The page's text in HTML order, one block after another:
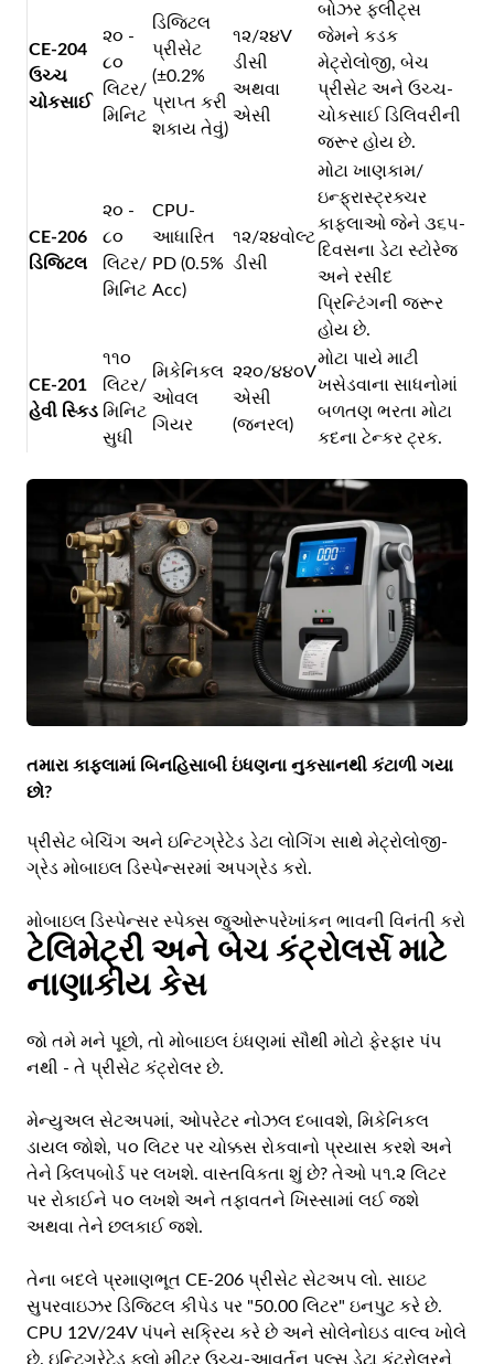
CE-204
ઉચ્ચ
ચોકસાઈ
૨૦ -
૮૦
લિટર/
મિનિટ
ડિજિટલ
પ્રીસેટ
(±0.2%
પ્રાપ્ત કરી
શકાય તેવું)
૧૨/૨૪V
ડીસી
અથવા
એસી
બોઝર ફ્લીટ્સ
જેમને કડક
મેટ્રોલોજી, બેચ
પ્રીસેટ અને ઉચ્ચ-
ચોકસાઈ ડિલિવરીની
જરૂર હોય છે.
CE-206
ડિજિટલ
૨૦ -
૮૦
લિટર/
મિનિટ
CPU-
આધારિત
PD (0.5%
Acc)
૧૨/૨૪વોલ્ટ
ડીસી
મોટા ખાણકામ/
ઇન્ફ્રાસ્ટ્રક્ચર
કાફલાઓ જેને ૩૬૫-
દિવસના ડેટા સ્ટોરેજ
અને રસીદ
પ્રિન્ટિંગની જરૂર
હોય છે.
CE-201
હેવી સ્કિડ
૧૧૦
લિટર/
મિનિટ
સુધી
મિકેનિકલ
ઓવલ
ગિયર
૨૨૦/૪૪૦V
એસી
(જનરલ)
મોટા પાયે માટી
ખસેડવાના સાધનોમાં
બળતણ ભરતા મોટા
કદના ટેન્કર ટ્રક.
તમારા કાફલામાં બિનહિસાબી ઇંધણના નુકસાનથી કંટાળી ગયા
છો?
પ્રીસેટ બેચિંગ અને ઇન્ટિગ્રેટેડ ડેટા લોગિંગ સાથે મેટ્રોલોજી-
ગ્રેડ મોબાઇલ ડિસ્પેન્સરમાં અપગ્રેડ કરો.
મોબાઇલ ડિસ્પેન્સર સ્પેક્સ જુઓરૂપરેખાંકન ભાવની વિનંતી કરો
ટેલિમેટ્રી અને બેચ કંટ્રોલર્સ માટે
નાણાકીય કેસ
જો તમે મને પૂછો, તો મોબાઇલ ઇંધણમાં સૌથી મોટો ફેરફાર પંપ
નથી - તે પ્રીસેટ કંટ્રોલર છે.
મેન્યુઅલ સેટઅપમાં, ઓપરેટર નોઝલ દબાવશે, મિકેનિકલ
ડાયલ જોશે, ૫૦ લિટર પર ચોક્કસ રોકવાનો પ્રયાસ કરશે અને
તેને ક્લિપબોર્ડ પર લખશે. વાસ્તવિકતા શું છે? તેઓ ૫૧.૨ લિટર
પર રોકાઈને ૫૦ લખશે અને તફાવતને ખિસ્સામાં લઈ જશે
અથવા તેને છલકાઈ જશે.
તેના બદલે પ્રમાણભૂત CE-206 પ્રીસેટ સેટઅપ લો. સાઇટ
સુપરવાઇઝર ડિજિટલ કીપેડ પર "50.00 લિટર" ઇનપુટ કરે છે.
CPU 12V/24V પંપને સક્રિય કરે છે અને સોલેનોઇડ વાલ્વ ખોલે
છે. ઇન્ટિગ્રેટેડ ફ્લો મીટર ઉચ્ચ-આવર્તન પલ્સ ડેટા કંટ્રોલરને